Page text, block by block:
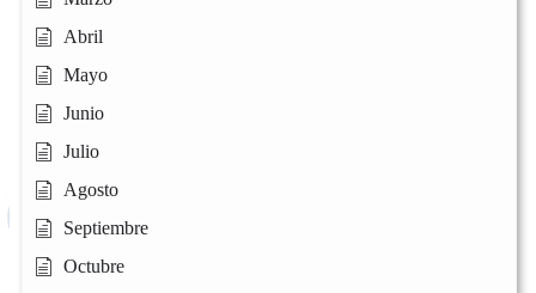
Abril
Mayo
Junio
Julio
Agosto
Septiembre
Octubre